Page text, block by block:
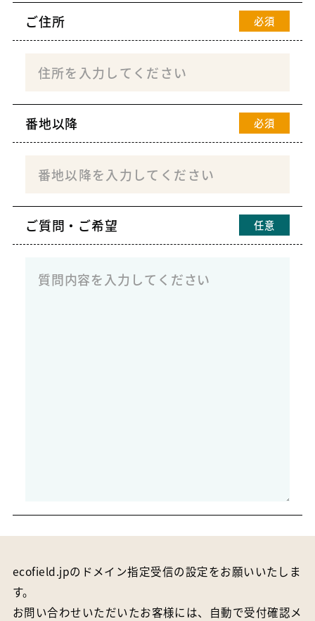
ご住所 必須
番地以降 必須
ご質問・ご希望 任意
ecofield.jpのドメイン指定受信の設定をお願いいたしま
す。
お問い合わせいただいたお客様には、自動で受付確認メ